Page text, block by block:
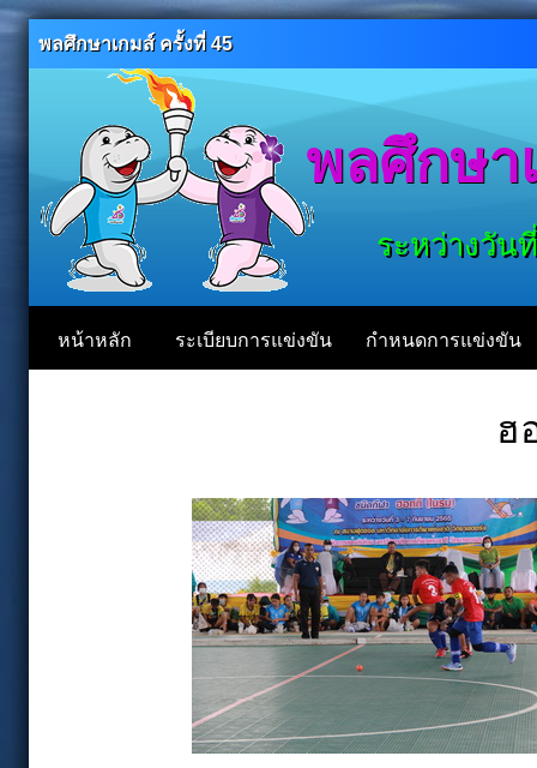
พลศึกษาเกมส์ ครั้งที่ 45
พลศึกษา
ระหว่างวัน
หน้าหลัก ระเบียบการแข่งขัน กำหนดการแข่งขัน
ฮ